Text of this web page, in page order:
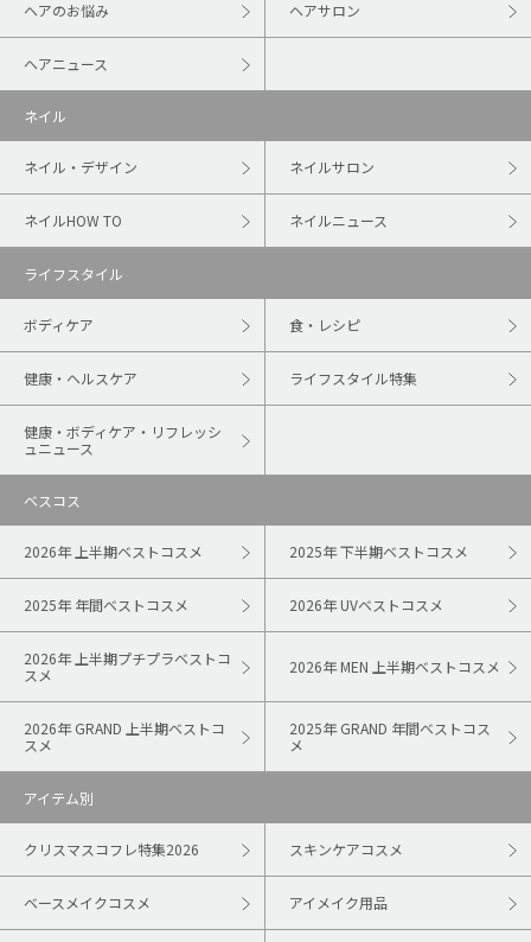
ヘアのお悩み ヘアサロン
ヘアニュース
ネイル
ネイル・デザイン ネイルサロン
ネイルHOW TO ネイルニュース
ライフスタイル
ボディケア 食・レシピ
健康・ヘルスケア ライフスタイル特集
健康・ボディケア・リフレッシ
ュニュース
ベスコス
2026年 上半期ベストコスメ 2025年 下半期ベストコスメ
2025年 年間ベストコスメ 2026年 UVベストコスメ
2026年 上半期プチプラベストコ
スメ
2026年 MEN 上半期ベストコスメ
2026年 GRAND 上半期ベストコ
スメ
2025年 GRAND 年間ベストコス
メ
アイテム別
クリスマスコフレ特集2026 スキンケアコスメ
ベースメイクコスメ アイメイク用品